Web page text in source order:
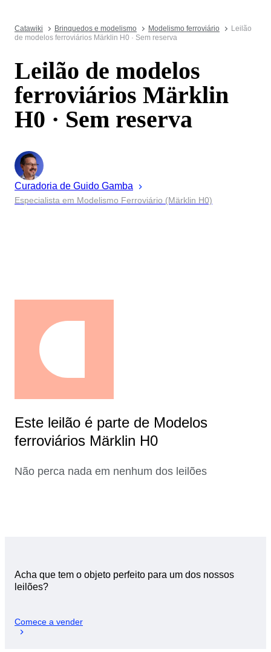
Catawiki Brinquedos e modelismo Modelismo ferroviário
Leilão
de modelos ferroviários Märklin H0 · Sem reserva
Leilão de modelos
ferroviários Märklin
H0 · Sem reserva
Curadoria de Guido Gamba
Especialista em Modelismo Ferroviário (Märklin H0)
Este leilão é parte de Modelos
ferroviários Märklin H0
Não perca nada em nenhum dos leilões
Acha que tem o objeto perfeito para um dos nossos
leilões?
Comece a vender